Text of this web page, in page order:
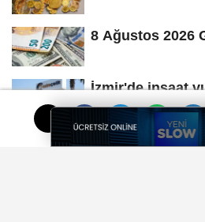
8 Ağustos 2026
İzmir'de inşaat
Yüzlerce